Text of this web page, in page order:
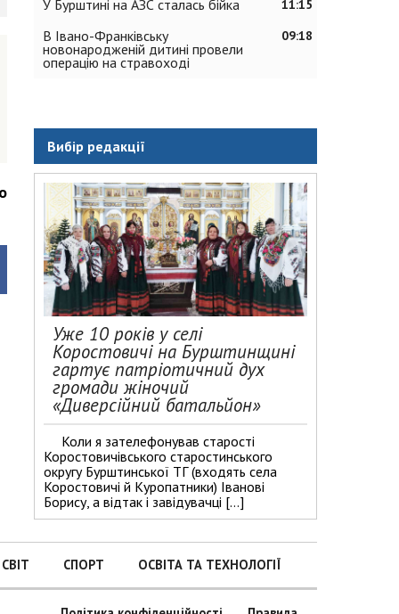
11:15
У Бурштині на АЗС сталась бійка
09:18
В Івано-Франківську
новонародженій дитині провели
операцію на стравоході
Вибір редакції
Уже 10 років у селі
Коростовичі на Бурштинщині
гартує патріотичний дух
громади жіночий
«Диверсійний батальйон»
Коли я зателефонував старості
Коростовичівського старостинського
округу Бурштинської ТГ (входять села
Коростовичі й Куропатники) Іванові
Борису, а відтак і завідувачці […]
СВІТ СПОРТ ОСВІТА ТА ТЕХНОЛОГІЇ